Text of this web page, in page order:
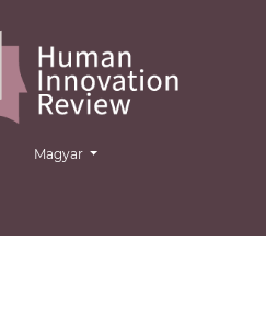
Magyar